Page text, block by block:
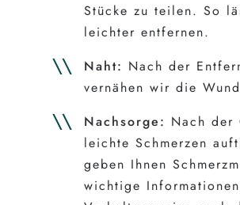
Stücke zu teilen. So
leichter entfernen.
Naht: Nach der
vernähen wir die
Nachsorge: Nach der
leichte Schmerzen
geben Ihnen
wichtige